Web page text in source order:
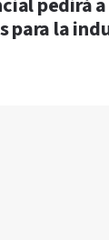
pedirá
para la